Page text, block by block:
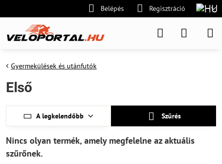
Belépés Regisztráció
Gyermekülések és utánfutók
Első
A legkelendőbb Szűrés